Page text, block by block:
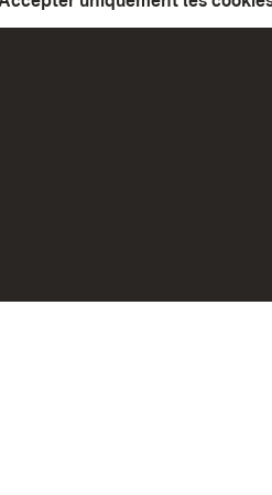
Explications sur